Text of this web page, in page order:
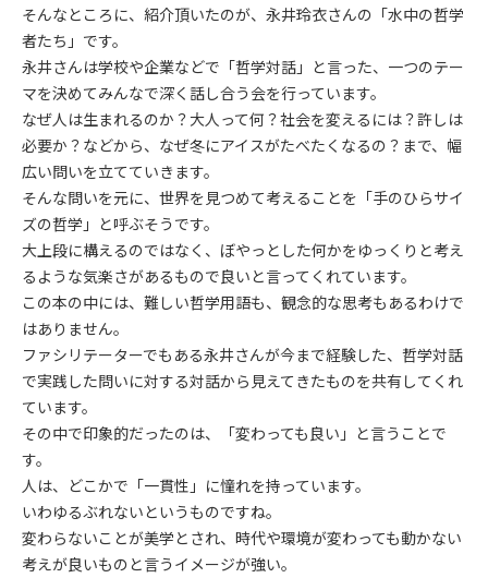
そんなところに、紹介頂いたのが、永井玲衣さんの「水中の哲学
者たち」です。
永井さんは学校や企業などで「哲学対話」と言った、一つのテー
マを決めてみんなで深く話し合う会を行っています。
なぜ人は生まれるのか？大人って何？社会を変えるには？許しは
必要か？などから、なぜ冬にアイスがたべたくなるの？まで、幅
広い問いを立てていきます。
そんな問いを元に、世界を見つめて考えることを「手のひらサイ
ズの哲学」と呼ぶそうです。
大上段に構えるのではなく、ぼやっとした何かをゆっくりと考え
るような気楽さがあるもので良いと言ってくれています。
この本の中には、難しい哲学用語も、観念的な思考もあるわけで
はありません。
ファシリテーターでもある永井さんが今まで経験した、哲学対話
で実践した問いに対する対話から見えてきたものを共有してくれ
ています。
その中で印象的だったのは、「変わっても良い」と言うことで
す。
人は、どこかで「一貫性」に憧れを持っています。
いわゆるぶれないというものですね。
変わらないことが美学とされ、時代や環境が変わっても動かない
考えが良いものと言うイメージが強い。